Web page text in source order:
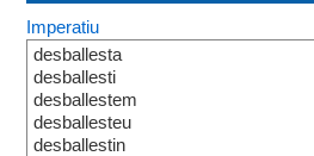
Imperatiu
desballesta
desballesti
desballestem
desballesteu
desballestin